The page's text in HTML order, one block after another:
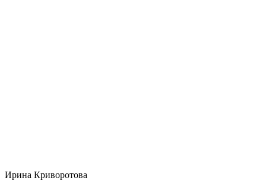
Ирина Криворотова